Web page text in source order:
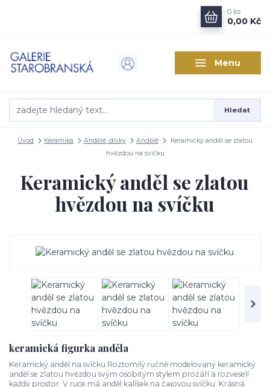
Menu
Hledat
0 ks
0,00 Kč
Úvod Keramika Andělé, dívky Andělé
Keramický anděl se zlatou
hvězdou na svíčku
Keramický anděl se zlatou
hvězdou na svíčku
keramická figurka anděla
Keramický anděl na svíčku Roztomilý ručně modelovaný keramický
anděl se zlatou hvězdou svým osobitým stylem prozáří a rozveselí
každý prostor. V ruce má anděl kalíšek na čajovou svíčku. Krásná